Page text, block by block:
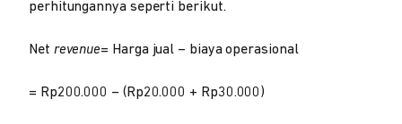
perhitungannya seperti berikut.
Net revenue= Harga jual – biaya operasional
= Rp200.000 – (Rp20.000 + Rp30.000)